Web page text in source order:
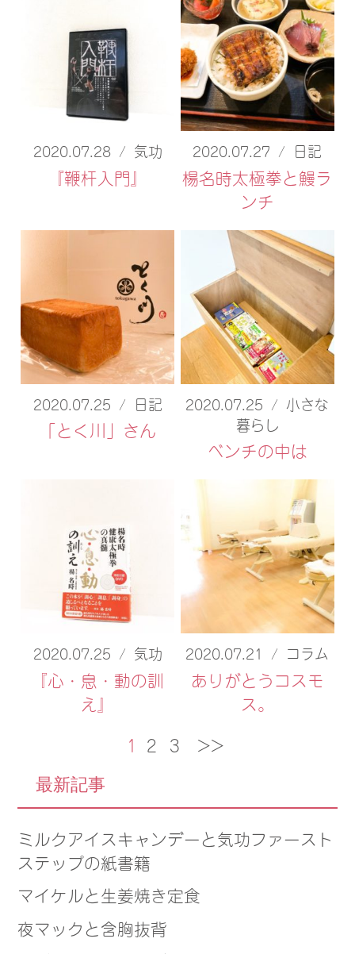
2020.07.28 / 気功
『鞭杆入門』
2020.07.27 / 日記
楊名時太極拳と鰻ラ
ンチ
2020.07.25 / 日記
「とく川」さん
2020.07.25 / 小さな
暮らし
ベンチの中は
2020.07.25 / 気功
『心・息・動の訓
え』
2020.07.21 / コラム
ありがとうコスモ
ス。
1
2 3 >>
最新記事
ミルクアイスキャンデーと気功ファースト
ステップの紙書籍
マイケルと生姜焼き定食
夜マックと含胸抜背